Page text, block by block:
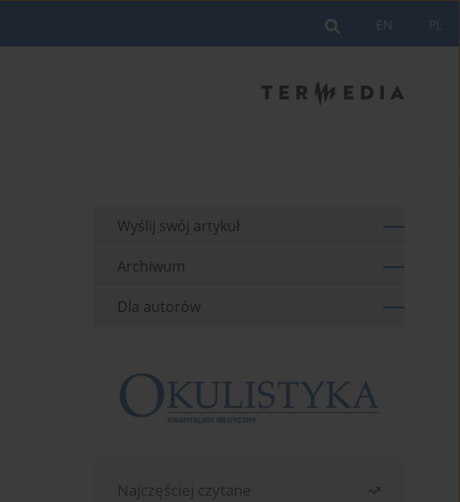
PL
EN
Wyślij swój artykuł
Archiwum
Dla autorów
Najczęściej czytane